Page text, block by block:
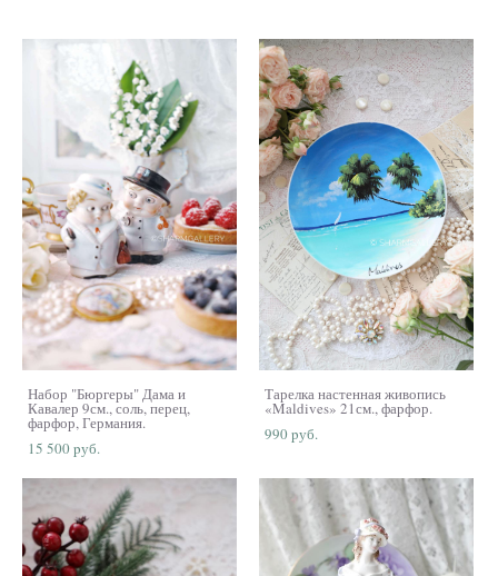
Набор "Бюргеры" Дама и
Кавалер 9см., соль, перец,
фарфор, Германия.
15 500 pуб.
Тарелка настенная живопись
«Maldives» 21см., фарфор.
990 pуб.